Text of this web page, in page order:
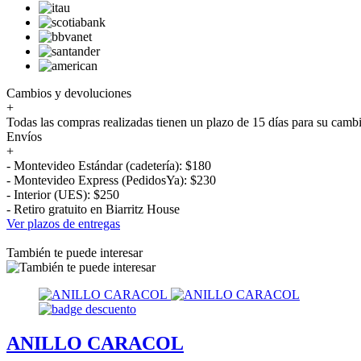
Cambios y devoluciones
+
Todas las compras realizadas tienen un plazo de 15 días para su
Envíos
+
- Montevideo Estándar (cadetería): $180
- Montevideo Express (PedidosYa): $230
- Interior (UES): $250
- Retiro gratuito en Biarritz House
Ver plazos de entregas
También te puede interesar
ANILLO CARACOL